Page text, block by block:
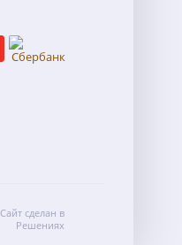
Сайт сделан в
Решениях